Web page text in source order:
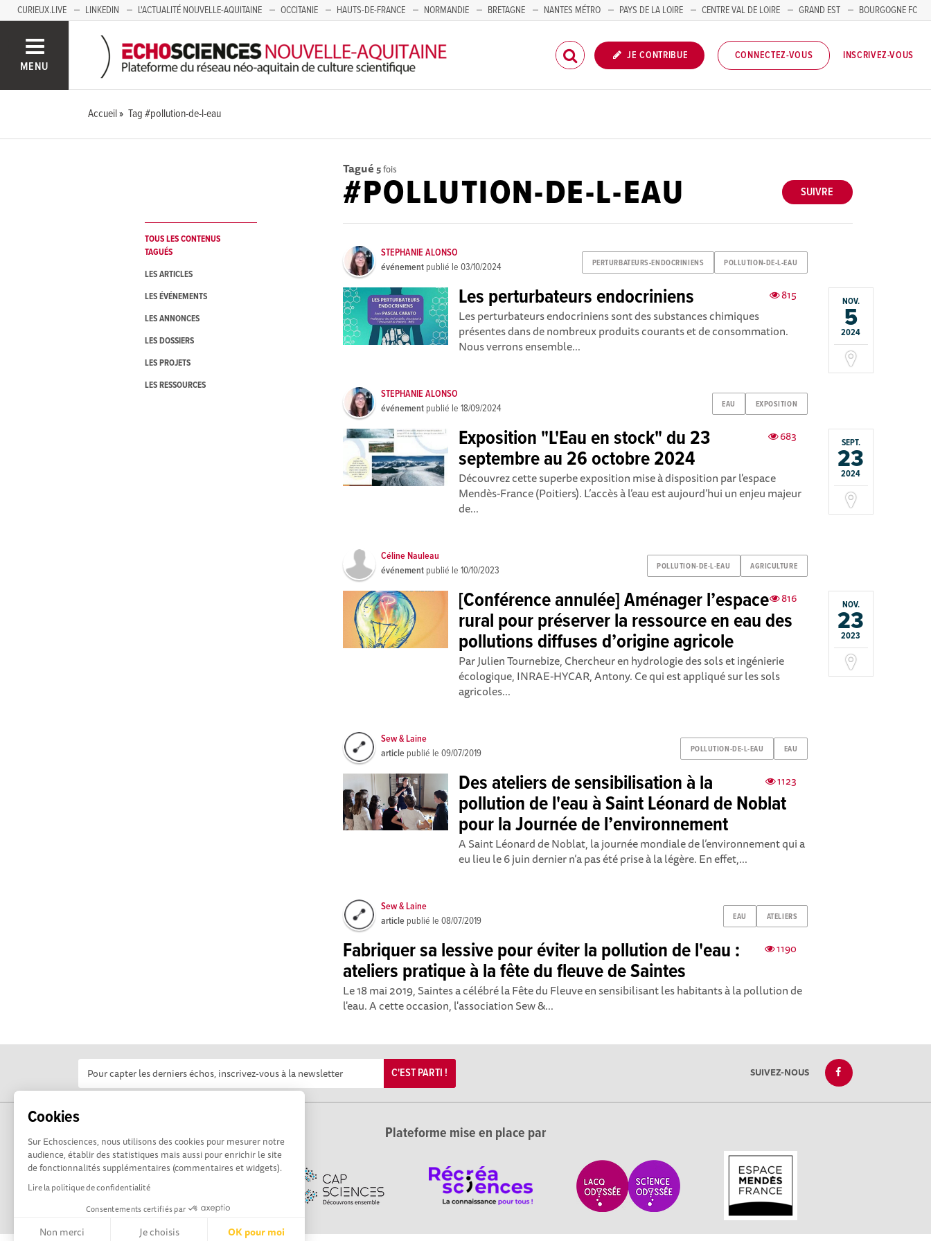
Cookies
Sur Echosciences, nous utilisons des cookies pour mesurer notre
audience, établir des statistiques mais aussi pour enrichir le site
de fonctionnalités supplémentaires (commentaires et widgets).
Lire la politique de confidentialité
Consentements certifiés par
Non merci Je choisis OK pour moi
CURIEUX.LIVE LINKEDIN L'ACTUALITÉ NOUVELLE-AQUITAINE OCCITANIE HAUTS-DE-FRANCE NORMANDIE BRETAGNE NANTES MÉTRO PAYS DE LA LOIRE CENTRE VAL DE LOIRE GRAND EST
BOURGOGNE FC
MENU
JE CONTRIBUE CONNECTEZ-VOUS INSCRIVEZ-VOUS
Accueil Tag #pollution-de-l-eau
TOUS LES CONTENUS
TAGUÉS
LES ARTICLES
LES ÉVÉNEMENTS
LES ANNONCES
LES DOSSIERS
LES PROJETS
LES RESSOURCES
Tagué 5fois
SUIVRE
#POLLUTION-DE-L-EAU
PERTURBATEURS-ENDOCRINIENS POLLUTION-DE-L-EAU
STEPHANIE ALONSO
événement publié le03/10/2024
NOV.
5
2024
815
Les perturbateurs endocriniens
Les perturbateurs endocriniens sont des substances chimiques
présentes dans de nombreux produits courants et de consommation.
Nous verrons ensemble...
EAU EXPOSITION
STEPHANIE ALONSO
événement publié le18/09/2024
SEPT.
23
2024
683
Exposition "L'Eau en stock" du 23
septembre au 26 octobre 2024
Découvrez cette superbe exposition mise à disposition par l'espace
Mendès-France (Poitiers). L’accès à l’eau est aujourd’hui un enjeu majeur
de...
POLLUTION-DE-L-EAU AGRICULTURE
Céline Nauleau
événement publié le10/10/2023
NOV.
23
2023
816
[Conférence annulée] Aménager l’espace
rural pour préserver la ressource en eau des
pollutions diffuses d’origine agricole
Par Julien Tournebize, Chercheur en hydrologie des sols et ingénierie
écologique, INRAE-HYCAR, Antony. Ce qui est appliqué sur les sols
agricoles...
POLLUTION-DE-L-EAU EAU
Sew & Laine
article publié le09/07/2019
1123
Des ateliers de sensibilisation à la
pollution de l'eau à Saint Léonard de Noblat
pour la Journée de l’environnement
A Saint Léonard de Noblat, la journée mondiale de l’environnement qui a
eu lieu le 6 juin dernier n’a pas été prise à la légère. En effet,...
EAU ATELIERS
Sew & Laine
article publié le08/07/2019
1190
Fabriquer sa lessive pour éviter la pollution de l'eau :
ateliers pratique à la fête du fleuve de Saintes
Le 18 mai 2019, Saintes a célébré la Fête du Fleuve en sensibilisant les habitants à la pollution de
l'eau. A cette occasion, l'association Sew &...
C'EST PARTI ! SUIVEZ-NOUS
Plateforme mise en place par